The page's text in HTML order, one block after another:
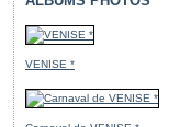
VENISE *